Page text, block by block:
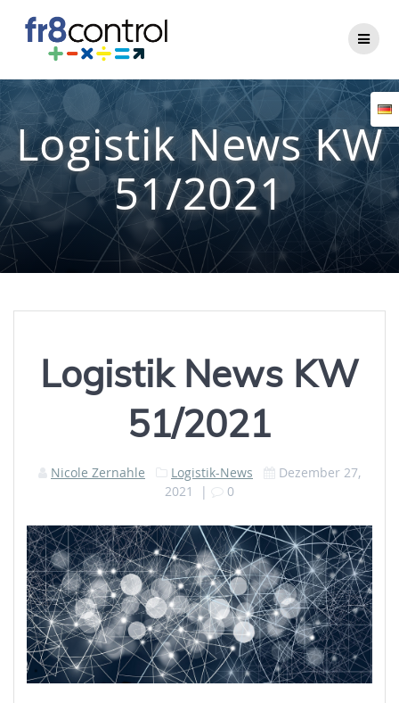
Logistik News KW
51/2021
Logistik News KW
51/2021
Nicole Zernahle Logistik-News
Dezember 27,
2021
| 0